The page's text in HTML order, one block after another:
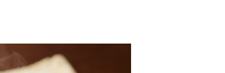
(บริการ)